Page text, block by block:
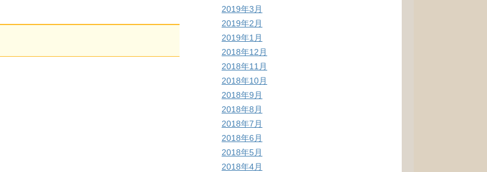
2019年3月
2019年2月
2019年1月
2018年12月
2018年11月
2018年10月
2018年9月
2018年8月
2018年7月
2018年6月
2018年5月
2018年4月